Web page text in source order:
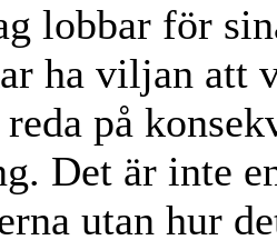
lobbar för
ha viljan att
reda på
Det är inte
utan hur